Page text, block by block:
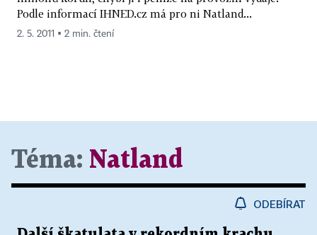
Podle informací IHNED.cz má pro ni Natland...
2. 5. 2011 ▪ 2 min. čtení
Téma: Natland
ODEBÍRAT